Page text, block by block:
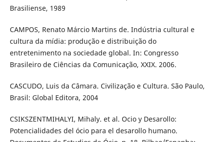
Brasiliense, 1989
CAMPOS, Renato Márcio Martins de. Indústria cultural e
cultura da mídia: produção e distribuição do
entretenimento na sociedade global. In: Congresso
Brasileiro de Ciências da Comunicação, XXIX. 2006.
CASCUDO, Luis da Câmara. Civilização e Cultura. São Paulo,
Brasil: Global Editora, 2004
CSIKSZENTMIHALYI, Mihaly. et al. Ocio y Desarollo:
Potencialidades del ócio para el desarollo humano.